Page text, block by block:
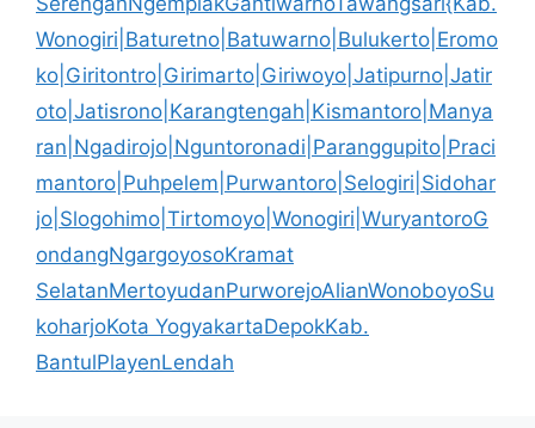
Wonogiri|Baturetno|Batuwarno|Bulukerto|Eromo
ko|Giritontro|Girimarto|Giriwoyo|Jatipurno|Jatir
oto|Jatisrono|Karangtengah|Kismantoro|Manya
ran|Ngadirojo|Nguntoronadi|Paranggupito|Praci
mantoro|Puhpelem|Purwantoro|Selogiri|Sidohar
jo|Slogohimo|Tirtomoyo|Wonogiri|WuryantoroG
ondangNgargoyosoKramat
SelatanMertoyudanPurworejoAlianWonoboyoSu
koharjoKota YogyakartaDepokKab.
BantulPlayenLendah